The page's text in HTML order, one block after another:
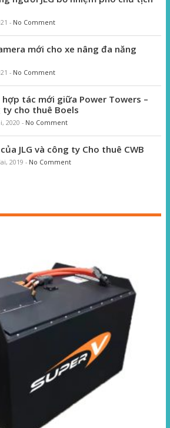
- No Comment
mới cho xe nâng đa năng
- No Comment
hợp tác mới giữa Power Towers –
ty cho thuê Boels
2020 - No Comment
JLG và công ty Cho thuê CWB
2019 - No Comment